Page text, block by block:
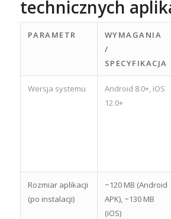
technicznych
PARAMETR
WYMAGANIA
/
SPECYFIKACJA
Wersja systemu
Android 8.0+, iOS
12.0+
Rozmiar aplikacji
(po instalacji)
~120 MB (Android
APK), ~130 MB
(iOS)